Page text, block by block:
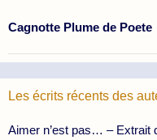
Cagnotte Plume de Poete
Les écrits récents des
Aimer n’est pas… – Extrait